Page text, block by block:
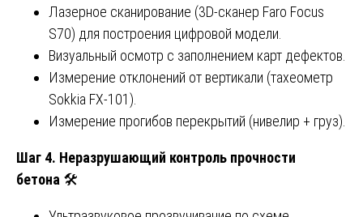
Лазерное сканирование (3D-сканер Faro Focus
S70) для построения цифровой модели.
Визуальный осмотр с заполнением карт дефектов.
Измерение отклонений от вертикали (тахеометр
Sokkia FX-101).
Измерение прогибов перекрытий (нивелир + груз).
Шаг 4. Неразрушающий контроль прочности
бетона 🛠️